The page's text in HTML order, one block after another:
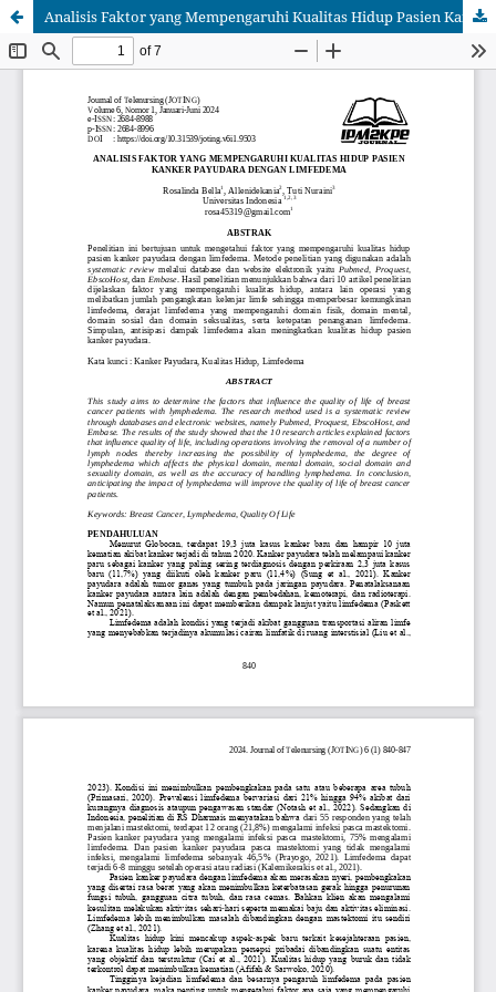
Analisis Faktor yang Mempengaruhi Kualitas Hidup Pasien Kanker Payudara dengan Limfedema